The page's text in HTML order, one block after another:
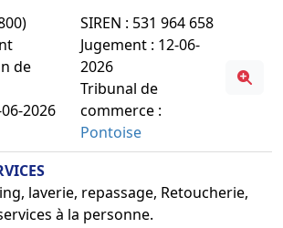
de
2026
SIREN : 531 964 658
Jugement : 12-06-
2026
Tribunal de
commerce :
Pontoise
laverie, repassage, Retoucherie,
à la personne.